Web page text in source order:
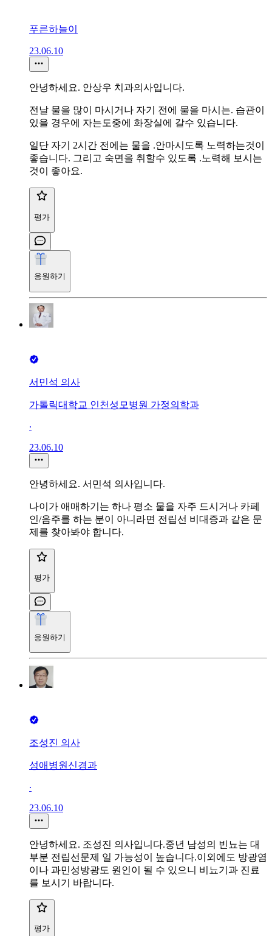
푸른하늘이
23.06.10
안녕하세요. 안상우 치과의사입니다.
전날 물을 많이 마시거나 자기 전에 물을 마시는. 습관이
있을 경우에 자는도중에 화장실에 갈수 있습니다.
일단 자기 2시간 전에는 물을 .안마시도록 노력하는것이
좋습니다. 그리고 숙면을 취할수 있도록 .노력해 보시는
것이 좋아요.
평가
응원하기
서민석 의사
가톨릭대학교 인천성모병원 가정의학과
∙
23.06.10
안녕하세요. 서민석 의사입니다.
나이가 애매하기는 하나 평소 물을 자주 드시거나 카페
인/음주를 하는 분이 아니라면 전립선 비대증과 같은 문
제를 찾아봐야 합니다.
평가
응원하기
조성진 의사
성애병원신경과
∙
23.06.10
안녕하세요. 조성진 의사입니다.중년 남성의 빈뇨는 대
부분 전립선문제 일 가능성이 높습니다.이외에도 방광염
이나 과민성방광도 원인이 될 수 있으니 비뇨기과 진료
를 보시기 바랍니다.
평가